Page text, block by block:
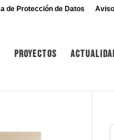
de Protección de Datos
Proyectos